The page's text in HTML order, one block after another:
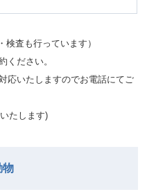
査も行っています）
ください。
応いたしますのでお電話にてご
たします)
物